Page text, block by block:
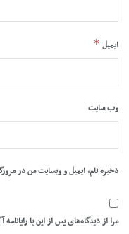
ایمیل *
وب‌ سایت
ذخیره نام، ایمیل و وبسایت من در
مرا از دیدگاه‌های پس از این با رایانامه